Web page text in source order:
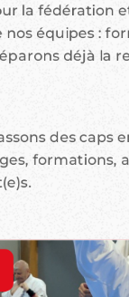
la fédération
équipes :
déjà la
des caps
formations,